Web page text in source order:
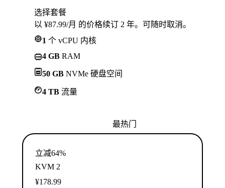
选择套餐
以 ¥87.99/月 的价格续订 2 年。可随时取消。
1 个 vCPU 内核
4 GB RAM
50 GB NVMe 硬盘空间
4 TB 流量
最热门
立减64%
KVM 2
¥178.99